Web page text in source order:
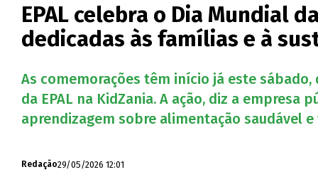
EPAL celebra o Dia Mundial
dedicadas às famílias e à
As comemorações têm início já este
da EPAL na KidZania. A ação, diz a
aprendizagem sobre alimentação saudável
Redação29/05/2026 12:01